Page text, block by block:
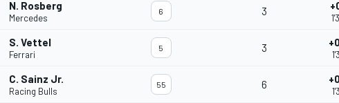
N. Rosberg
Mercedes
6 3
S. Vettel
Ferrari
5 3
C. Sainz Jr.
Racing Bulls
55 6